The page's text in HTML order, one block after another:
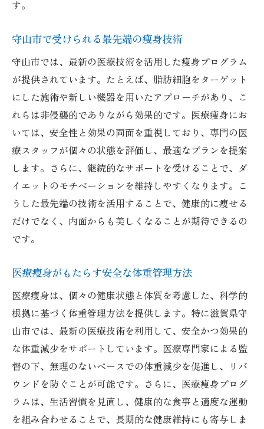
個々の健康状態に合わせた医療痩身の実践
医学的知見に基づく安全なダイエット方法とは
医学的アプローチがもたらすダイエットの
安心感
科学的根拠に基づいた痩身方法の選び方
医師監修による安全な痩身プランの提案
リバウンドを防ぐための医学的知見の活用
健康を損なわないダイエット方法の検証
守山市での医療的アプローチによるダイエ
ット
持続的な体重管理を可能にする痩身法
ストレスゼロの痩身でリバウンド対策
医療痩身が提供する安定した体重維持法
無理のないダイエットで健康的に痩せる
守山市における医療痩身の実践例
滋賀県守山市の医療痩身最新トレンド徹底解説
守山市で注目される医療痩身の新しい流行
最新の医療技術がもたらす痩身トレンド
す。
守山市で受けられる最先端の痩身技術
守山市では、最新の医療技術を活用した痩身プログラム
が提供されています。たとえば、脂肪細胞をターゲット
にした施術や新しい機器を用いたアプローチがあり、こ
れらは非侵襲的でありながら効果的です。医療痩身にお
いては、安全性と効果の両面を重視しており、専門の医
療スタッフが個々の状態を評価し、最適なプランを提案
します。さらに、継続的なサポートを受けることで、ダ
イエットのモチベーションを維持しやすくなります。こ
うした最先端の技術を活用することで、健康的に痩せる
だけでなく、内面からも美しくなることが期待できるの
です。
医療痩身がもたらす安全な体重管理方法
医療痩身は、個々の健康状態と体質を考慮した、科学的
根拠に基づく体重管理方法を提供します。特に滋賀県守
山市では、最新の医療技術を利用して、安全かつ効果的
な体重減少をサポートしています。医療専門家による監
督の下、無理のないペースでの体重減少を促進し、リバ
ウンドを防ぐことが可能です。さらに、医療痩身プログ
ラムは、生活習慣を見直し、健康的な食事と適度な運動
を組み合わせることで、長期的な健康維持にも寄与しま